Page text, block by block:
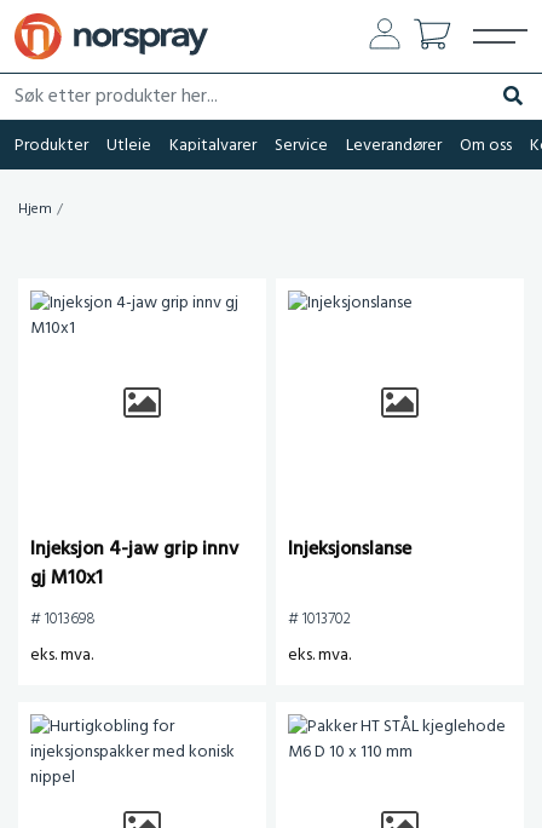
Søk etter produkter her...
Søk
Produkter Utleie Kapitalvarer Service Leverandører Om oss
Hjem
Injeksjon 4-jaw grip innv
gj M10x1
# 1013698
eks. mva.
Injeksjonslanse
# 1013702
eks. mva.